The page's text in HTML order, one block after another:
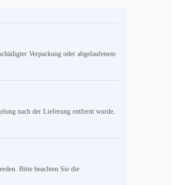
Verpackung oder abgelaufenem
nach der Lieferung entfernt wurde,
Bitte beachten Sie die